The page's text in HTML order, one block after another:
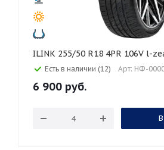
30 40 45
55 65 70
ILINK 255/50 R18 4PR 106V l-
Есть в наличии (12) Арт: НФ-
6 900 руб.